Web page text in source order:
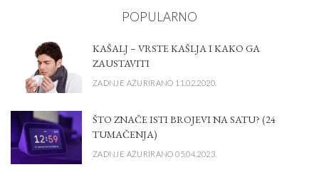
POPULARNO
KAŠALJ – VRSTE KAŠLJA I KAKO GA
ZAUSTAVITI
ZADNJE AŽURIRANO 11.02.2020.
ŠTO ZNAČE ISTI BROJEVI NA SATU? (24
TUMAČENJA)
ZADNJE AŽURIRANO 05.04.2023.